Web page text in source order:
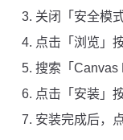
关闭「安全模式
点击「浏览」
搜索「Canvas
点击「安装」
安装完成后，